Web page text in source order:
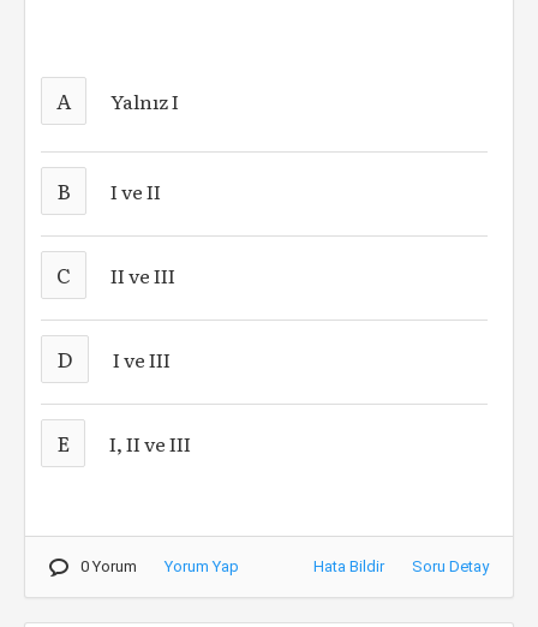
A Yalnız I
B I ve II
C II ve III
D I ve III
E I, II ve III
0 Yorum Yorum Yap Hata Bildir Soru Detay